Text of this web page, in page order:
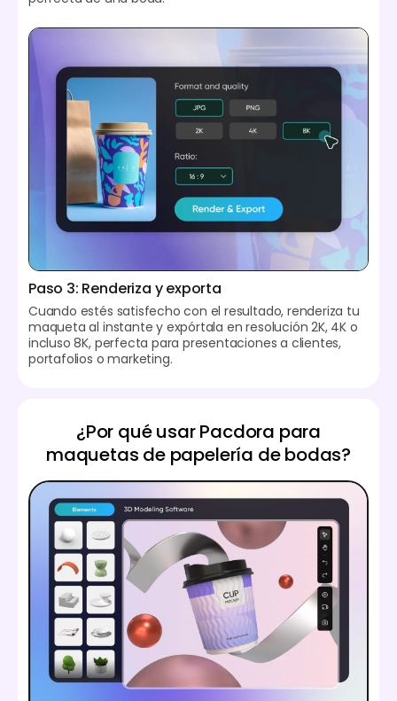
Paso 3: Renderiza y exporta
Cuando estés satisfecho con el resultado, renderiza tu
maqueta al instante y expórtala en resolución 2K, 4K o
incluso 8K, perfecta para presentaciones a clientes,
portafolios o marketing.
¿Por qué usar Pacdora para
maquetas de papelería de bodas?